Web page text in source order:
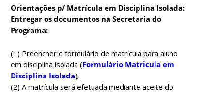
Orientações p/ Matrícula em Disciplina Isolada:
Entregar os documentos na Secretaria do
Programa:
(1) Preencher o formulário de matrícula para aluno
em disciplina isolada (Formulário Matricula em
Disciplina Isolada);
(2) A matrícula será efetuada mediante aceite do